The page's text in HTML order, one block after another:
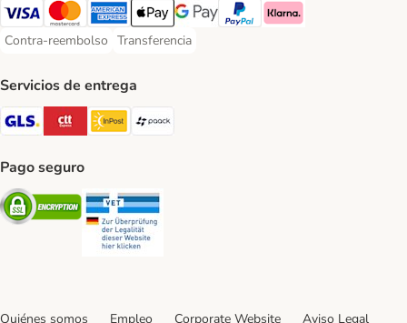
Visa Payment Method
Mastercard Payment Method
American Express Payment Method
Apple Pay Payment Method
Google Pay Payment Method
PayPal Payment Method
Klarna Payment Method
Contra-reembolso
Contra-reembolso Payment Method
Transferencia
Transferencia Payment Method
Servicios de entrega
GLS Shipping Method
CTTExpress Shipping Method
InPost Shipping Method
paack Shipping Method
Pago seguro
Security
Quiénes somos Empleo Corporate Website Aviso Legal